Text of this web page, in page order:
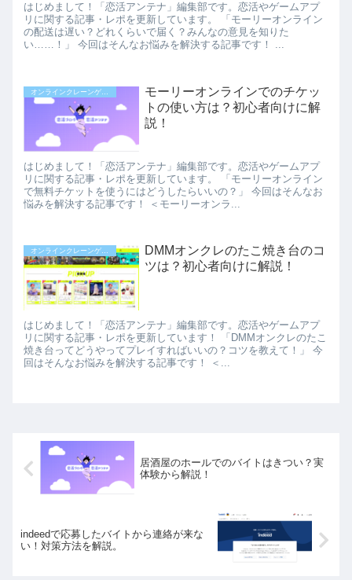
はじめまして！「恋活アンテナ」編集部です。恋活やゲームアプ
リに関する記事・レポを更新しています。 「モーリーオンライン
の配送は遅い？どれくらいで届く？みんなの意見を知りた
い……！」 今回はそんなお悩みを解決する記事です！ ...
モーリーオンラインでのチケッ
トの使い方は？初心者向けに解
説！
はじめまして！「恋活アンテナ」編集部です。恋活やゲームアプ
リに関する記事・レポを更新しています。 「モーリーオンライン
で無料チケットを使うにはどうしたらいいの？」 今回はそんなお
悩みを解決する記事です！ ＜モーリーオンラ...
DMMオンクレのたこ焼き台のコ
ツは？初心者向けに解説！
はじめまして！「恋活アンテナ」編集部です。恋活やゲームアプ
リに関する記事・レポを更新しています！ 「DMMオンクレのたこ
焼き台ってどうやってプレイすればいいの？コツを教えて！」 今
回はそんなお悩みを解決する記事です！ ＜...
居酒屋のホールでのバイトはきつい？実
体験から解説！
indeedで応募したバイトから連絡が来な
い！対策方法を解説。